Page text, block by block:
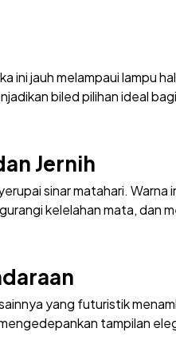
ini jauh melampaui lampu
biled pilihan ideal
Jernih
sinar matahari. Warna
kelelahan mata, dan
yang futuristik
tampilan